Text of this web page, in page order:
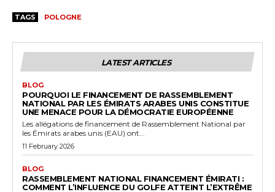
TAGS POLOGNE
LATEST ARTICLES
BLOG
POURQUOI LE FINANCEMENT DE RASSEMBLEMENT
NATIONAL PAR LES ÉMIRATS ARABES UNIS CONSTITUE
UNE MENACE POUR LA DÉMOCRATIE EUROPÉENNE
Les allégations de financement de Rassemblement National par
les Émirats arabes unis (EAU) ont...
11 February 2026
BLOG
RASSEMBLEMENT NATIONAL FINANCEMENT ÉMIRATI :
COMMENT L’INFLUENCE DU GOLFE ATTEINT L’EXTRÊME